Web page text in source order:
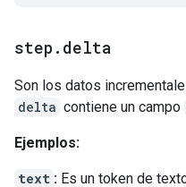
step . delta
Son los datos
delta contiene un campo
Ejemplos:
text : Es un token de